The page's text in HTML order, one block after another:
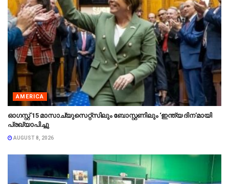
AMERICA
ഓഗസ്റ്റ് 15 മാസാച്യുസെറ്റ്‌സിലും ബോസ്റ്റണിലും ‘ഇന്ത്യ ദിന’മായി
പ്രഖ്യാപിച്ചു
AUGUST 8, 2026